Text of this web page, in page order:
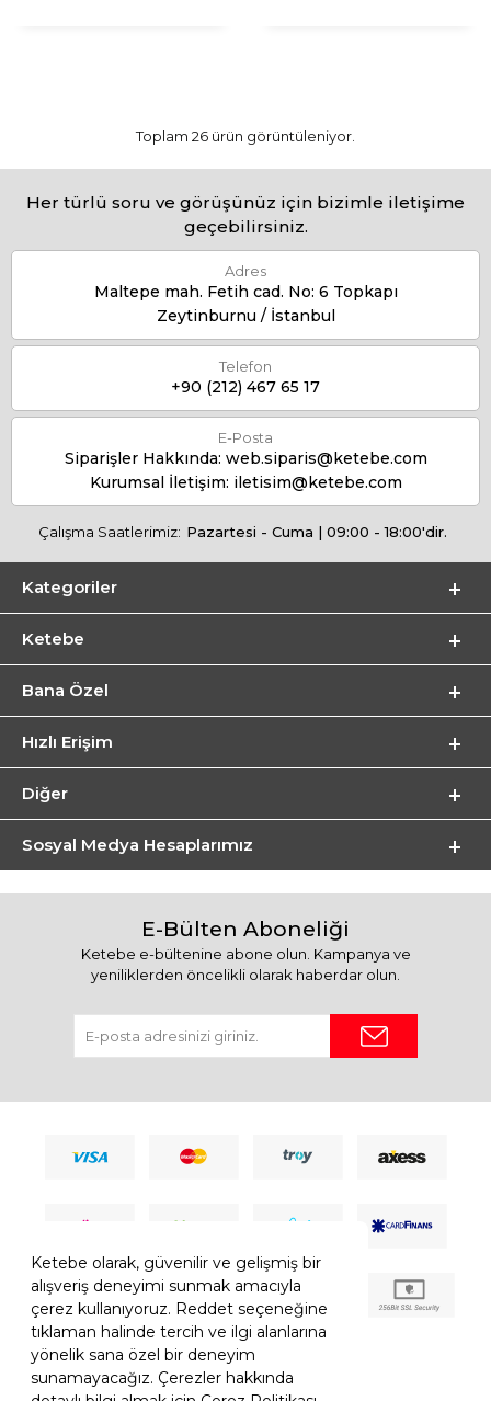
Ketebe olarak, güvenilir ve gelişmiş bir
alışveriş deneyimi sunmak amacıyla
çerez kullanıyoruz. Reddet seçeneğine
tıklaman halinde tercih ve ilgi alanlarına
yönelik sana özel bir deneyim
sunamayacağız. Çerezler hakkında
Toplam 26 ürün görüntüleniyor.
Her türlü soru ve görüşünüz için bizimle iletişime
geçebilirsiniz.
Adres
Maltepe mah. Fetih cad. No: 6 Topkapı
Zeytinburnu / İstanbul
Telefon
+90 (212) 467 65 17
E-Posta
Siparişler Hakkında: web.siparis@ketebe.com
Kurumsal İletişim: iletisim@ketebe.com
Çalışma Saatlerimiz: Pazartesi - Cuma | 09:00 - 18:00'dir.
Kategoriler
Ketebe
Bana Özel
Hızlı Erişim
Diğer
Sosyal Medya Hesaplarımız
E-Bülten Aboneliği
Ketebe e-bültenine abone olun. Kampanya ve
yeniliklerden öncelikli olarak haberdar olun.